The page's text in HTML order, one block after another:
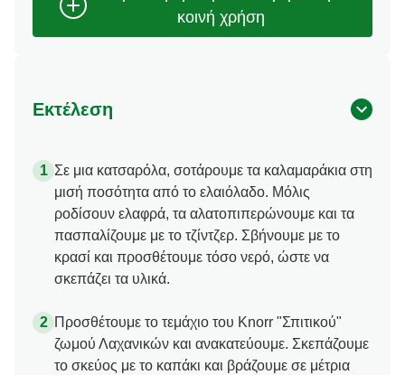
Εκτέλεση
Σε μια κατσαρόλα, σοτάρουμε τα καλαμαράκια στη
μισή ποσότητα από το ελαιόλαδο. Μόλις
ροδίσουν ελαφρά, τα αλατοπιπερώνουμε και τα
πασπαλίζουμε με το τζίντζερ. Σβήνουμε με το
κρασί και προσθέτουμε τόσο νερό, ώστε να
σκεπάζει τα υλικά.
Προσθέτουμε το τεμάχιο του Knorr "Σπιτικού"
ζωμού Λαχανικών και ανακατεύουμε. Σκεπάζουμε
το σκεύος με το καπάκι και βράζουμε σε μέτρια